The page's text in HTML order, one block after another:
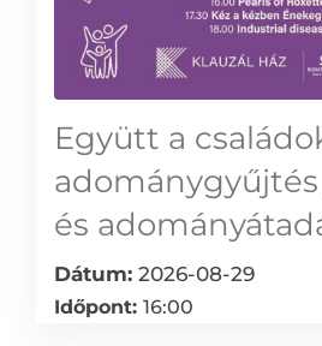
Együtt a
és
Dátum: 2026-08-29
Időpont: 16:00